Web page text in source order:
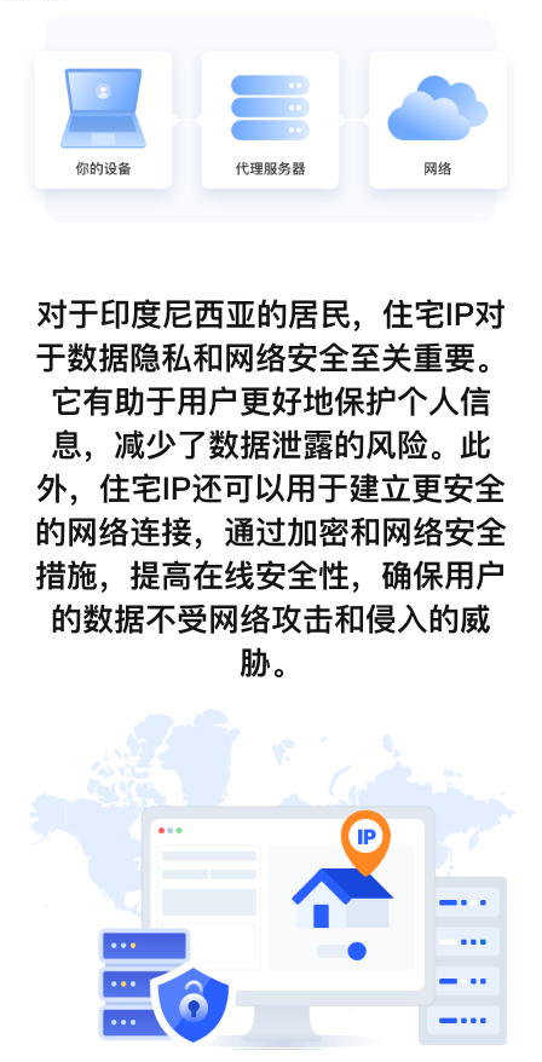
对于印度尼西亚的居民，住宅IP对
于数据隐私和网络安全至关重要。
它有助于用户更好地保护个人信
息，减少了数据泄露的风险。此
外，住宅IP还可以用于建立更安全
的网络连接，通过加密和网络安全
措施，提高在线安全性，确保用户
的数据不受网络攻击和侵入的威
胁。